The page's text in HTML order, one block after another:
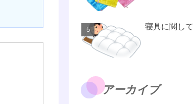
寝具に関して
アーカイブ